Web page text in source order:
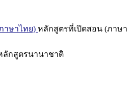
าษาไทย) หลักสูตรที่เปิดสอน (ภาษา
ลักสูตรนานาชาติ